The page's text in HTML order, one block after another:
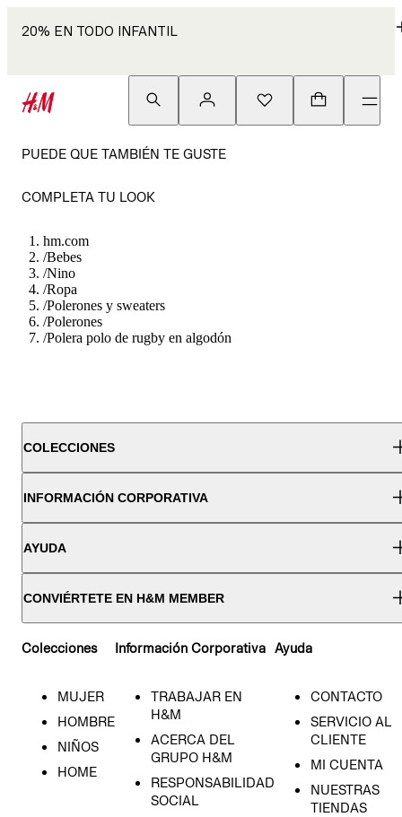
20% EN TODO INFANTIL
PUEDE QUE TAMBIÉN TE GUSTE
COMPLETA TU LOOK
hm.com
/Bebes
/Nino
/Ropa
/Polerones y sweaters
/Polerones
/Polera polo de rugby en algodón
COLECCIONES
INFORMACIÓN CORPORATIVA
AYUDA
CONVIÉRTETE EN H&M MEMBER
Colecciones
MUJER
HOMBRE
NIÑOS
HOME
Información Corporativa
TRABAJAR EN
H&M
ACERCA DEL
GRUPO H&M
RESPONSABILIDAD
SOCIAL
Ayuda
CONTACTO
SERVICIO AL
CLIENTE
MI CUENTA
NUESTRAS
TIENDAS